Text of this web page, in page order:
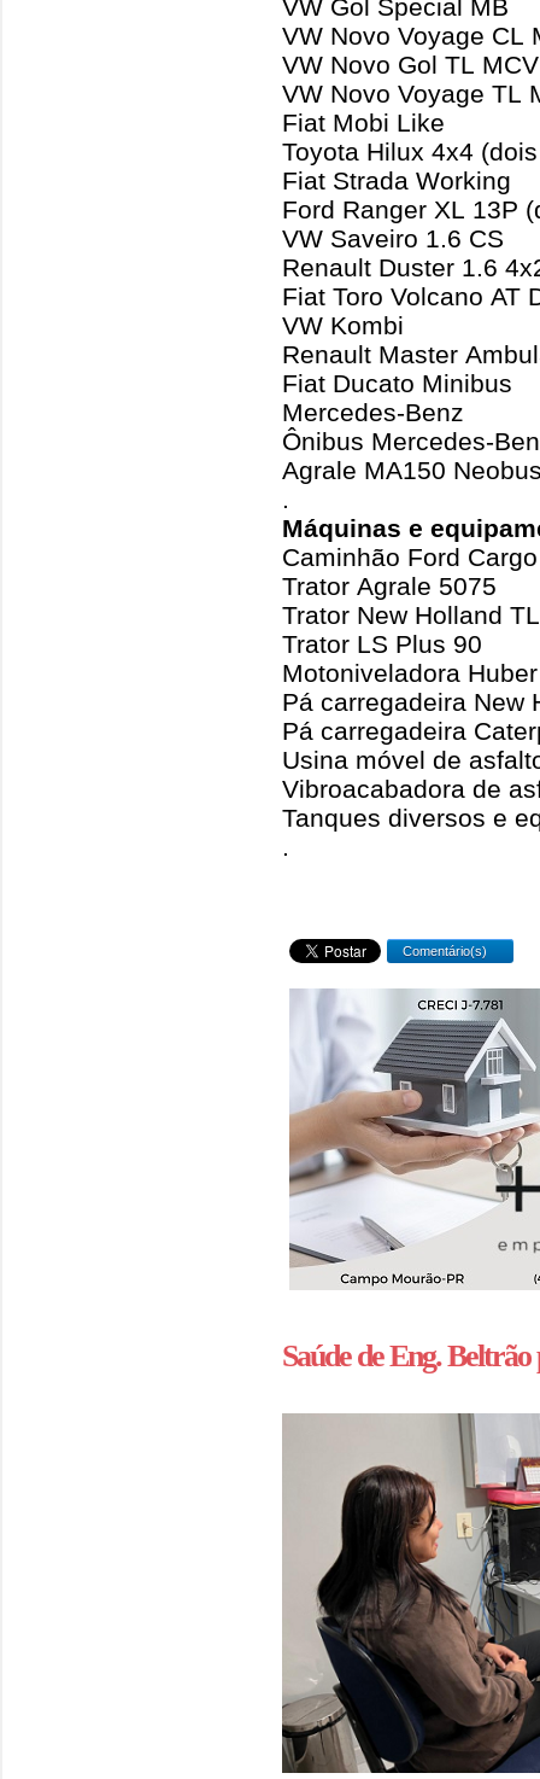
VW Gol Special MB
VW Novo Voyage CL
VW Novo Gol TL MCV
VW Novo Voyage TL
Fiat Mobi Like
Toyota Hilux 4x4
Fiat Strada Working
Ford Ranger XL 13P
VW Saveiro 1.6 CS
Renault Duster 1.6
Fiat Toro Volcano AT
VW Kombi
Renault Master
Fiat Ducato Minibus
Mercedes-Benz
Ônibus Mercedes-
Agrale MA150
.
Máquinas e
Caminhão Ford
Trator Agrale 5075
Trator New Holland
Trator LS Plus 90
Motoniveladora
Pá carregadeira New
Pá carregadeira
Usina móvel de
Vibroacabadora de
Tanques diversos e
.
Comentário(s)
Saúde de Eng.